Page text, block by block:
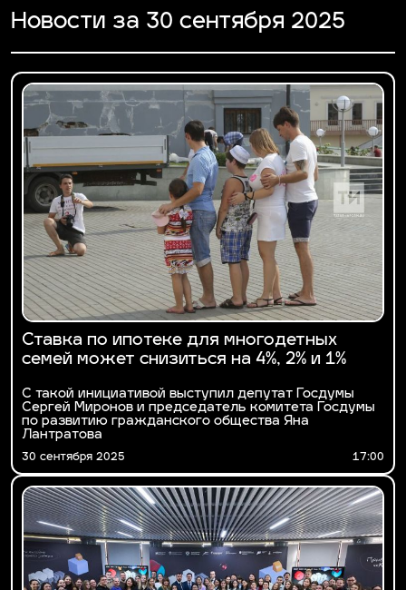
Новости за 30 сентября 2025
Ставка по ипотеке для многодетных
семей может снизиться на 4%, 2% и 1%
С такой инициативой выступил депутат Госдумы
Сергей Миронов и председатель комитета Госдумы
по развитию гражданского общества Яна
Лантратова
30 сентября 2025 17:00